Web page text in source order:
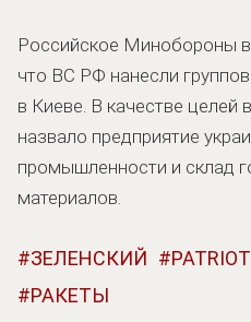
Российское Минобороны
что ВС РФ нанесли
в Киеве. В качестве целей
назвало предприятие
промышленности и склад
материалов.
ЗЕЛЕНСКИЙ PATRIOT
РАКЕТЫ